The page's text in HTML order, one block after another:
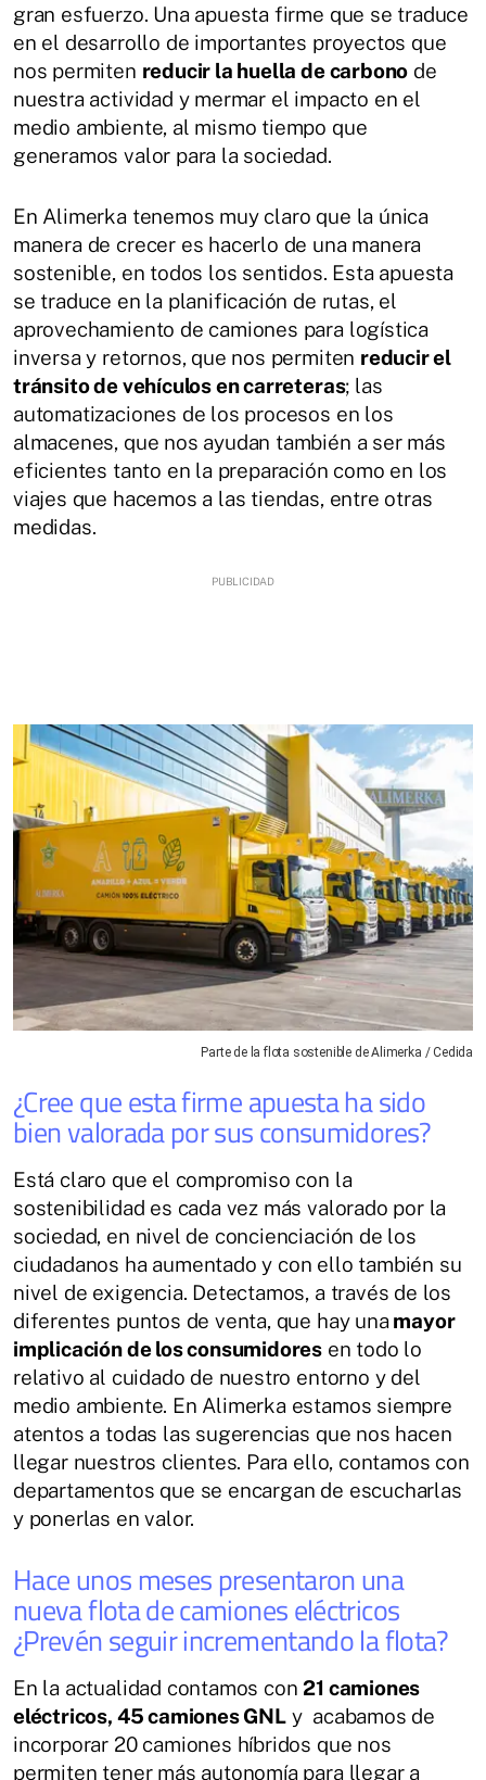
gran esfuerzo. Una apuesta firme que se traduce
en el desarrollo de importantes proyectos que
nos permiten reducir la huella de carbono de
nuestra actividad y mermar el impacto en el
medio ambiente, al mismo tiempo que
generamos valor para la sociedad.
En Alimerka tenemos muy claro que la única
manera de crecer es hacerlo de una manera
sostenible, en todos los sentidos. Esta apuesta
se traduce en la planificación de rutas, el
aprovechamiento de camiones para logística
inversa y retornos, que nos permiten reducir el
tránsito de vehículos en carreteras; las
automatizaciones de los procesos en los
almacenes, que nos ayudan también a ser más
eficientes tanto en la preparación como en los
viajes que hacemos a las tiendas, entre otras
medidas.
Parte de la flota sostenible de Alimerka / Cedida
¿Cree que esta firme apuesta ha sido
bien valorada por sus consumidores?
Está claro que el compromiso con la
sostenibilidad es cada vez más valorado por la
sociedad, en nivel de concienciación de los
ciudadanos ha aumentado y con ello también su
nivel de exigencia. Detectamos, a través de los
diferentes puntos de venta, que hay una mayor
implicación de los consumidores en todo lo
relativo al cuidado de nuestro entorno y del
medio ambiente. En Alimerka estamos siempre
atentos a todas las sugerencias que nos hacen
llegar nuestros clientes. Para ello, contamos con
departamentos que se encargan de escucharlas
y ponerlas en valor.
Hace unos meses presentaron una
nueva flota de camiones eléctricos
¿Prevén seguir incrementando la flota?
En la actualidad contamos con21 camiones
eléctricos, 45 camiones GNLy acabamos de
incorporar 20 camiones híbridos que nos
permiten tener más autonomía para llegar a